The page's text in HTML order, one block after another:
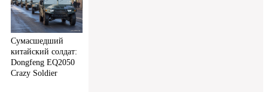
Сумасшедший
китайский солдат:
Dongfeng EQ2050
Crazy Soldier